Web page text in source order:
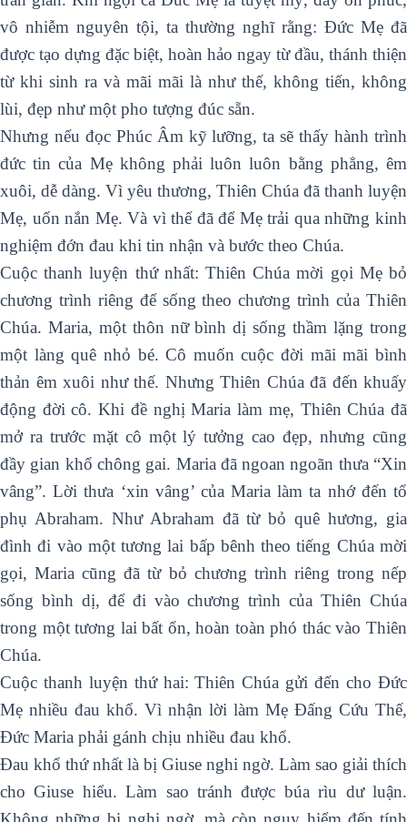
vô nhiễm nguyên tội, ta thường nghĩ rằng: Đức Mẹ đã
được tạo dựng đặc biệt, hoàn hảo ngay từ đầu, thánh thiện
từ khi sinh ra và mãi mãi là như thế, không tiến, không
lùi, đẹp như một pho tượng đúc sẵn.
Nhưng nếu đọc Phúc Âm kỹ lưỡng, ta sẽ thấy hành trình
đức tin của Mẹ không phải luôn luôn bằng phẳng, êm
xuôi, dễ dàng. Vì yêu thương, Thiên Chúa đã thanh luyện
Mẹ, uốn nắn Mẹ. Và vì thế đã để Mẹ trải qua những kinh
nghiệm đớn đau khi tin nhận và bước theo Chúa.
Cuộc thanh luyện thứ nhất: Thiên Chúa mời gọi Mẹ bỏ
chương trình riêng để sống theo chương trình của Thiên
Chúa. Maria, một thôn nữ bình dị sống thầm lặng trong
một làng quê nhỏ bé. Cô muốn cuộc đời mãi mãi bình
thản êm xuôi như thế. Nhưng Thiên Chúa đã đến khuấy
động đời cô. Khi đề nghị Maria làm mẹ, Thiên Chúa đã
mở ra trước mặt cô một lý tưởng cao đẹp, nhưng cũng
đầy gian khổ chông gai. Maria đã ngoan ngoãn thưa “Xin
vâng”. Lời thưa ‘xin vâng’ của Maria làm ta nhớ đến tổ
phụ Abraham. Như Abraham đã từ bỏ quê hương, gia
đình đi vào một tương lai bấp bênh theo tiếng Chúa mời
gọi, Maria cũng đã từ bỏ chương trình riêng trong nếp
sống bình dị, để đi vào chương trình của Thiên Chúa
trong một tương lai bất ổn, hoàn toàn phó thác vào Thiên
Chúa.
Cuộc thanh luyện thứ hai: Thiên Chúa gửi đến cho Đức
Mẹ nhiều đau khổ. Vì nhận lời làm Mẹ Đấng Cứu Thế,
Đức Maria phải gánh chịu nhiều đau khổ.
Đau khổ thứ nhất là bị Giuse nghi ngờ. Làm sao giải thích
cho Giuse hiểu. Làm sao tránh được búa rìu dư luận.